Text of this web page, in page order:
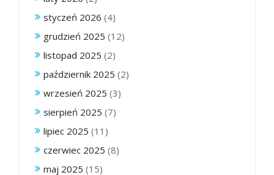
styczeń 2026 (4)
grudzień 2025 (12)
listopad 2025 (2)
październik 2025 (2)
wrzesień 2025 (3)
sierpień 2025 (7)
lipiec 2025 (11)
czerwiec 2025 (8)
maj 2025 (15)